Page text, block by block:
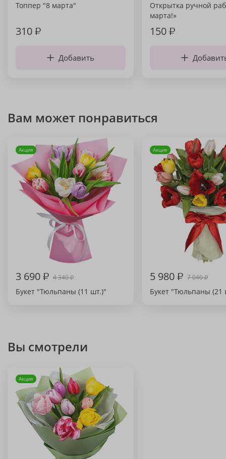
Топпер "8 марта"
310₽
Добавить
Открытка ручной
марта!»
150₽
Вам может понравиться
Акция
3 690₽ 4 340₽
Букет "Тюльпаны (11 шт.)"
Акция
5 980₽ 7 040₽
Букет "Тюльпаны (21
Вы смотрели
Акция